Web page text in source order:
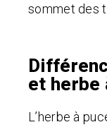
sommet des
et herbe
L’herbe à